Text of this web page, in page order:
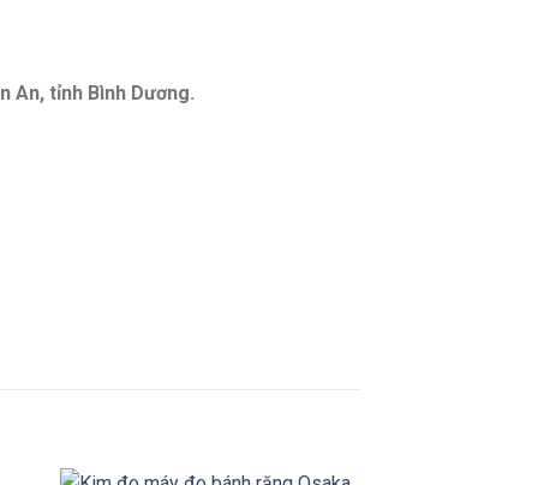
An, tỉnh Bình Dương.
+